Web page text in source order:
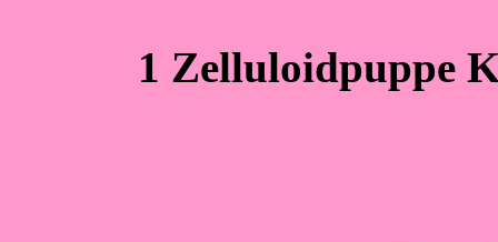
1 Zelluloidpuppe